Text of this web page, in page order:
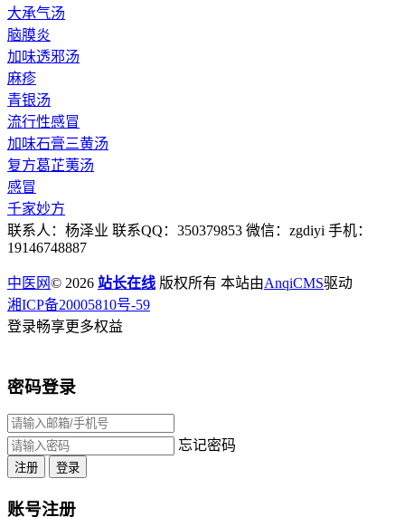
大承气汤
脑膜炎
加味透邪汤
麻疹
青银汤
流行性感冒
加味石膏三黄汤
复方葛芷荑汤
感冒
千家妙方
联系人：杨泽业 联系QQ：350379853 微信：zgdiyi 手机：
19146748887
中医网© 2026 站长在线 版权所有 本站由AnqiCMS驱动
湘ICP备20005810号-59
登录畅享更多权益
密码登录
忘记密码
注册 登录
账号注册